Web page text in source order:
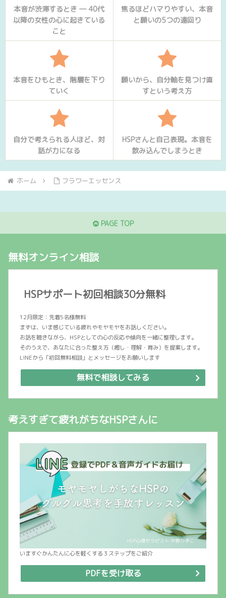
本音が渋滞するとき ― 40代
以降の女性の心に起きている
こと
焦るほどハマりやすい、本音
と願いの5つの遠回り
本音をひもとき、階層を下り
ていく
願いから、自分軸を見つけ直
すという考え方
自分で考えられる人ほど、対
話が力になる
HSPさんと自己表現。本音を
飲み込んでしまうとき
ホーム フラワーエッセンス
PAGE TOP
無料オンライン相談
HSPサポート初回相談30分無料
12月限定：先着5名様無料
まずは、いま感じている疲れやモヤモヤをお話しください。
お話を聴きながら、HSPとしての心の反応や傾向を一緒に整理します。
そのうえで、あなたに合った整え方（癒し・理解・育み）を提案します。
LINEから「初回無料相談」とメッセージをお願いします
無料で相談してみる
考えすぎて疲れがちなHSPさんに
いますぐかんたんに心を軽くする３ステップをご紹介
PDFを受け取る